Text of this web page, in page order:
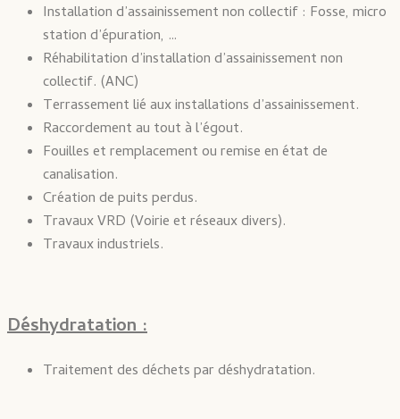
Installation d’assainissement non collectif : Fosse, micro
station d’épuration, …
Réhabilitation d’installation d’assainissement non
collectif. (ANC)
Terrassement lié aux installations d’assainissement.
Raccordement au tout à l’égout.
Fouilles et remplacement ou remise en état de
canalisation.
Création de puits perdus.
Travaux VRD (Voirie et réseaux divers).
Travaux industriels.
Déshydratation :
Traitement des déchets par déshydratation.